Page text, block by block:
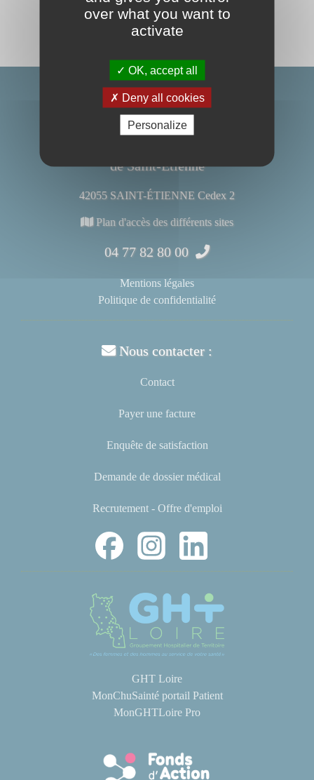
de Saint-Étienne
42055 SAINT-ÉTIENNE Cedex 2
Plan d'accès des différents sites
04 77 82 80 00
Mentions légales
Politique de confidentialité
Nous contacter :
Contact
Payer une facture
Enquête de satisfaction
Demande de dossier médical
Recrutement - Offre d'emploi
GHT Loire
MonChuSainté portail Patient
MonGHTLoire Pro
over what you want to
activate
OK, accept all
Deny all cookies
Personalize